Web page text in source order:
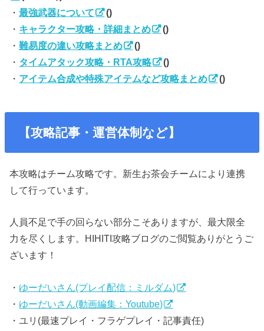
・最強武器について
()
・ キャラクター攻略・詳細まとめ
()
・難易度の違い攻略まとめ
()
・ タイムアタック攻略・RTA攻略
()
・ アイテム合成や特殊アイテムなど攻略まとめ ()
【攻略記事・運営体制など】
本攻略はチーム攻略です。新生お茶会チームにより連携
して行っています。
人員不足で手の回らない部分こそありますが、最大限全
力を尽くします。HIHITI攻略ブログのご閲覧ありがとうご
ざいます！
・ ゆーだいさん(プレイ配信：ミルダム)
・ ゆーだいさん(動画編集：Youtube)
・ユリ(最速プレイ・フラゲプレイ・記事責任)